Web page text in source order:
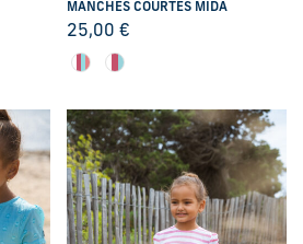
MANCHES COURTES MIDA
25,00 €